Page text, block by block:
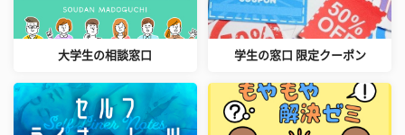
大学生の相談窓口 学生の窓口 限定クーポン